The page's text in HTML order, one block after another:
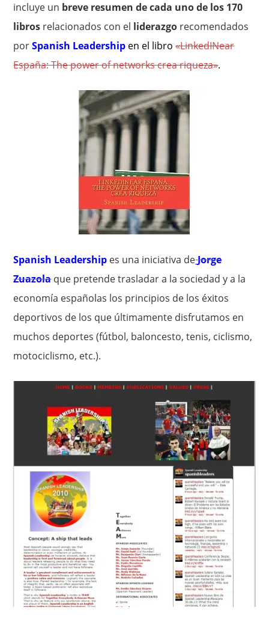
incluye un breve resumen de cada uno de los 170
libros relacionados con el liderazgo recomendados
porSpanish Leadership en el libro«LinkedINear
España: The power of networks crea riqueza».
Spanish Leadership es una iniciativa deJorge
Zuazolaque pretende trasladar a la sociedad y a la
economía españolas los principios de los éxitos
deportivos de los que últimamente disfrutamos en
muchos deportes (fútbol, baloncesto, tenis, ciclismo,
motociclismo, etc.).